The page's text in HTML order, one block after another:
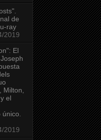
de
ray
2019
El
Milton,
el
2019